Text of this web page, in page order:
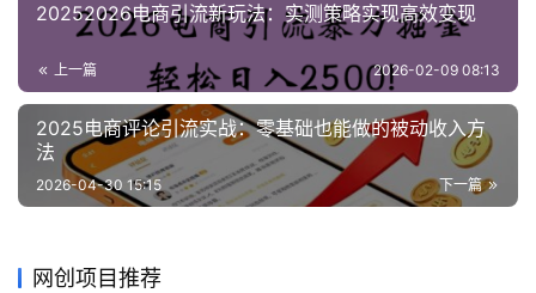
20252026电商引流新玩法：实测策略实现高效变现
上一篇 2026-02-09 08:13
2025电商评论引流实战：零基础也能做的被动收入方
法
下一篇
2026-04-30 15:15
网创项目推荐